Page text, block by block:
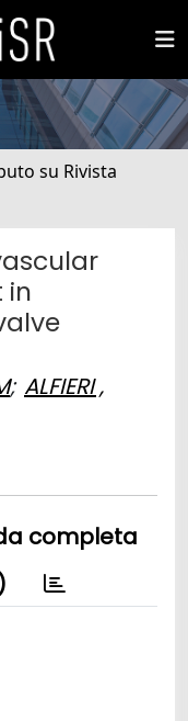
su Rivista
in
; ALFIERI ,
completa